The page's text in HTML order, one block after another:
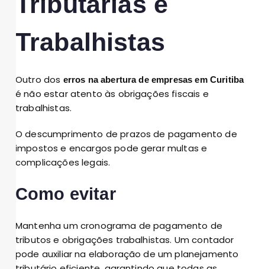
Trabalhistas
Outro dos erros na abertura de empresas em Curitiba
é não estar atento às obrigações fiscais e
trabalhistas.
O descumprimento de prazos de pagamento de
impostos e encargos pode gerar multas e
complicações legais.
Como evitar
Mantenha um cronograma de pagamento de
tributos e obrigações trabalhistas. Um contador
pode auxiliar na elaboração de um planejamento